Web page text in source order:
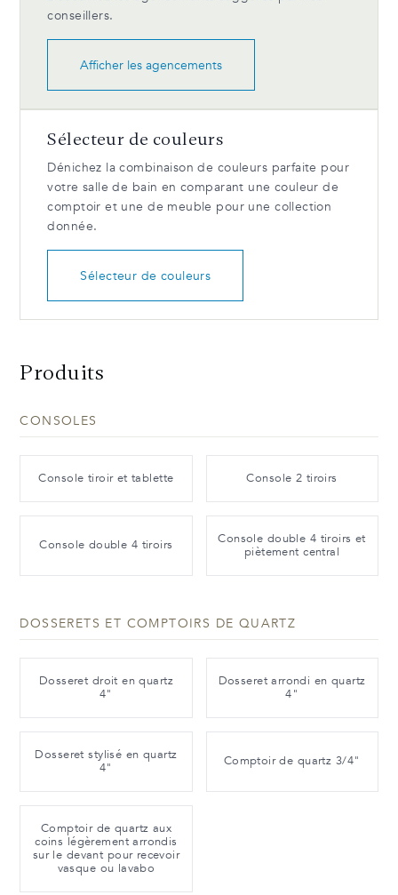
conseillers.
Afficher les agencements
Sélecteur de couleurs
Dénichez la combinaison de couleurs parfaite pour
votre salle de bain en comparant une couleur de
comptoir et une de meuble pour une collection
donnée.
Sélecteur de couleurs
Produits
CONSOLES
Console tiroir et tablette Console 2 tiroirs
Console double 4 tiroirs
Console double 4 tiroirs et
piètement central
DOSSERETS ET COMPTOIRS DE QUARTZ
Dosseret droit en quartz
4"
Dosseret arrondi en quartz
4"
Dosseret stylisé en quartz
4"
Comptoir de quartz 3/4"
Comptoir de quartz aux
coins légèrement arrondis
sur le devant pour recevoir
vasque ou lavabo